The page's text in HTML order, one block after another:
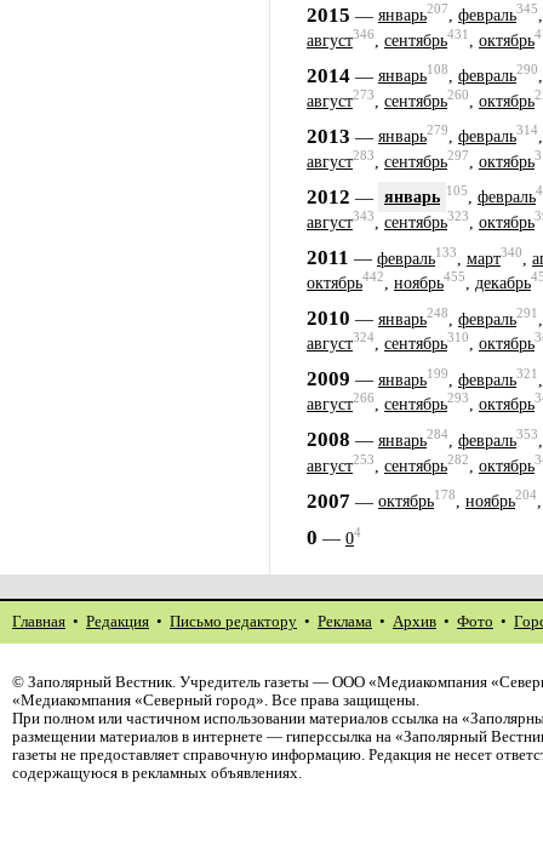
2015 — январь207, февраль345
август346 сентябрь431 октябрь
2014 — январь108, февраль290
август273 сентябрь260 октябрь
2013 — январь279, февраль314
август283 сентябрь297 октябрь
2012 — январь 105, февраль
август343, сентябрь323, октябрь
2011 — февраль133 март340
октябрь442, ноябрь455, декабрь
2010 — январь248 февраль291
август324, сентябрь310, октябрь
2009 — январь199 февраль321
август266, сентябрь293, октябрь
2008 — январь284 февраль353
август253 сентябрь282 октябрь
2007 — октябрь178, ноябрь204
0 — 04
Главная • Редакция • Письмо редактору • Реклама • Архив • Фото •
© Заполярный Вестник. Учредитель газеты — ООО «Медиакомпания
«Медиакомпания «Северный город». Все права защищены.
При полном или частичном использовании материалов ссылка на
размещении материалов в интернете — гиперссылка на «Заполярный
газеты не предоставляет справочную информацию. Редакция не несет
содержащуюся в рекламных объявлениях.